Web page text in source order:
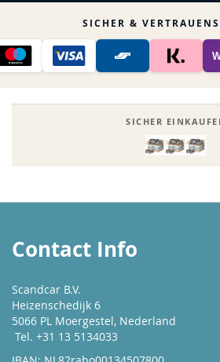
SICHER &
SICHER
Contact Info
Scandcar B.V.
Heizenschedijk 6
5066 PL Moergestel, Nederland
Tel. +31 13 5134033